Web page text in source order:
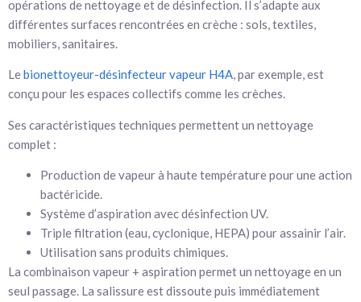
opérations de nettoyage et de désinfection. Il s’adapte aux
différentes surfaces rencontrées en crèche : sols, textiles,
mobiliers, sanitaires.
Lebionettoyeur-désinfecteur vapeur H4A, par exemple, est
conçu pour les espaces collectifs comme les crèches.
Ses caractéristiques techniques permettent un nettoyage
complet :
Production de vapeur à haute température pour une action
bactéricide.
Système d’aspiration avec désinfection UV.
Triple filtration (eau, cyclonique, HEPA) pour assainir l’air.
Utilisation sans produits chimiques.
La combinaison vapeur + aspiration permet un nettoyage en un
seul passage. La salissure est dissoute puis immédiatement